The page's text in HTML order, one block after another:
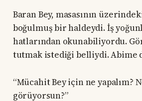
Baran Bey, masasının
boğulmuş bir haldeydi. İş
hatlarından okunabiliyordu.
tutmak istediği belliydi. Abime
“Mücahit Bey için ne yapalım?
görüyorsun?”